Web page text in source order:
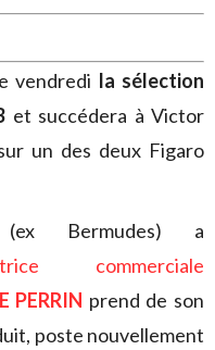
vendredi la sélection
et succédera à Victor
un des deux Figaro
Bermudes) a
commerciale
PERRIN prend de son
poste nouvellement